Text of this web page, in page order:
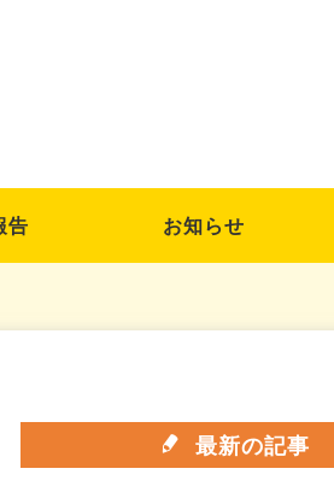
告 お知らせ
最新の記事